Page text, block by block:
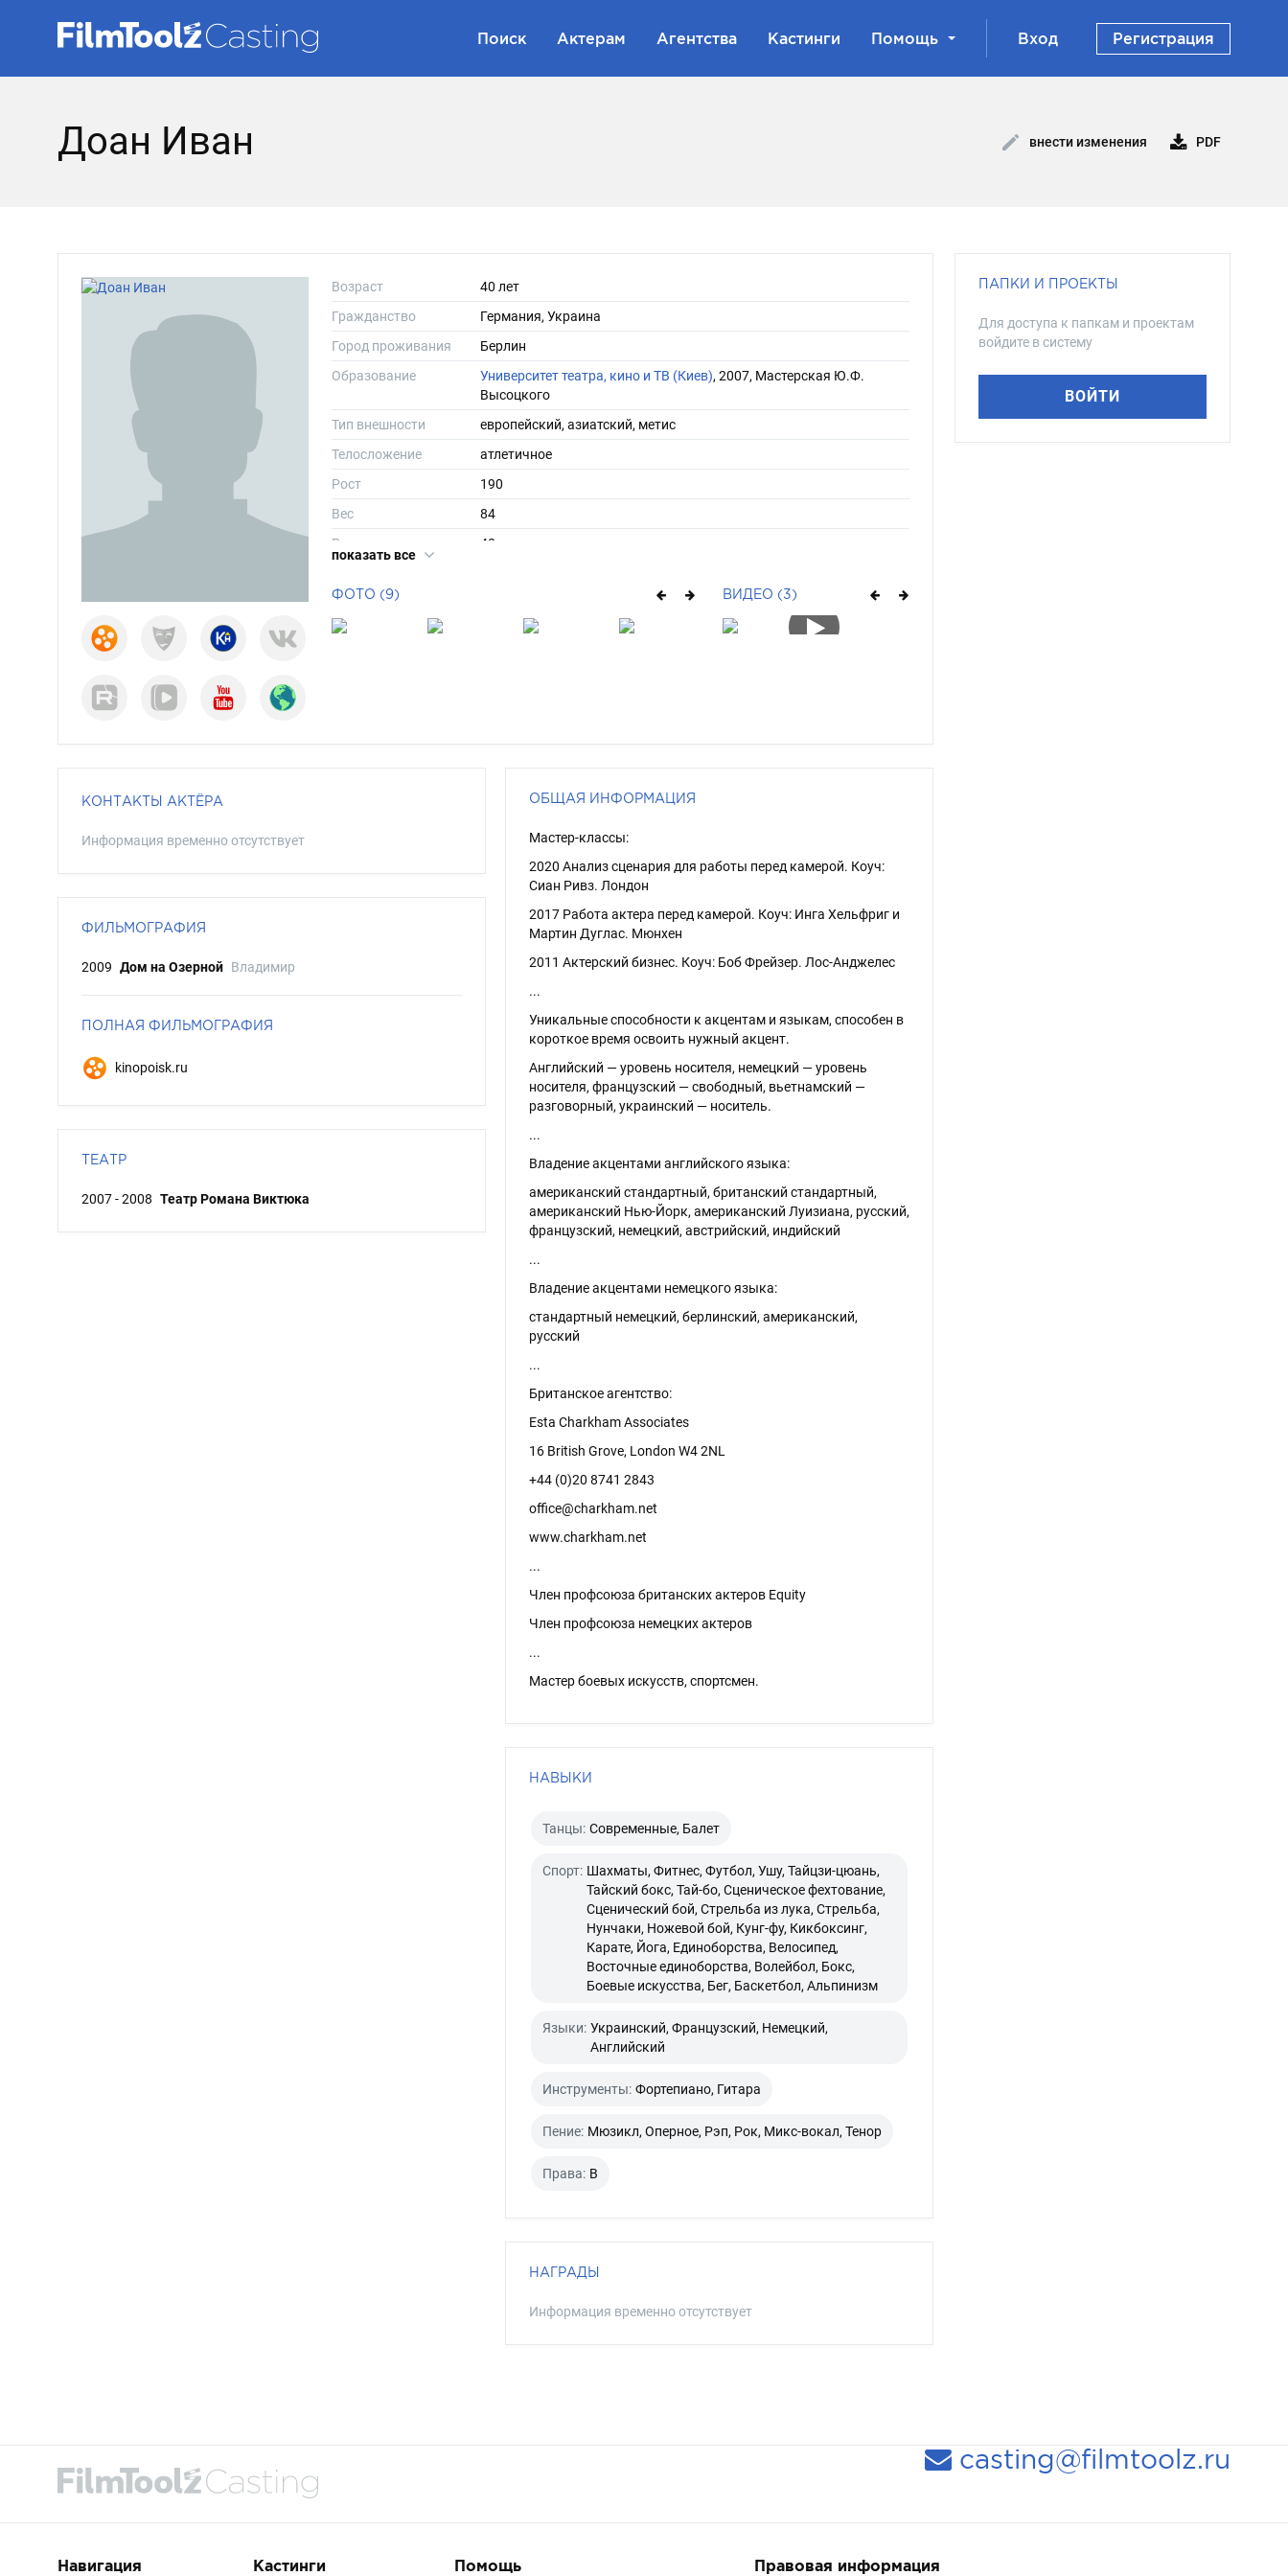
Поиск Актерам Агентства Кастинги Помощь Вход Регистрация
Доан Иван внести изменения PDF
Возраст
40 лет
Гражданство
Германия, Украина
Город проживания
Берлин
Образование
Университет театра, кино и ТВ (Киев), 2007, Мастерская Ю.Ф.
Высоцкого
Тип внешности
европейский, азиатский, метис
Телосложение
атлетичное
Рост
190
Вес
84
Размер одежды
48
Длина волос
Цвет волос
брюнет
показать все
ФОТО (9) ВИДЕО (3)
КОНТАКТЫ АКТЁРА
Информация временно отсутствует
ФИЛЬМОГРАФИЯ
2009 Дом на Озерной Владимир
ПОЛНАЯ ФИЛЬМОГРАФИЯ
kinopoisk.ru
ТЕАТР
2007 - 2008 Театр Романа Виктюка
ОБЩАЯ ИНФОРМАЦИЯ
Мастер-классы:
2020 Анализ сценария для работы перед камерой. Коуч:
Сиан Ривз. Лондон
2017 Работа актера перед камерой. Коуч: Инга Хельфриг и
Мартин Дуглас. Мюнхен
2011 Актерский бизнес. Коуч: Боб Фрейзер. Лос-Анджелес
...
Уникальные способности к акцентам и языкам, способен в
короткое время освоить нужный акцент.
Английский — уровень носителя, немецкий — уровень
носителя, французский — свободный, вьетнамский —
разговорный, украинский — носитель.
...
Владение акцентами английского языка:
американский стандартный, британский стандартный,
американский Нью-Йорк, американский Луизиана, русский,
французский, немецкий, австрийский, индийский
...
Владение акцентами немецкого языка:
стандартный немецкий, берлинский, американский,
русский
...
Британское агентство:
Esta Charkham Associates
16 British Grove, London W4 2NL
+44 (0)20 8741 2843
office@charkham.net
www.charkham.net
...
Член профсоюза британских актеров Equity
Член профсоюза немецких актеров
...
Мастер боевых искусств, спортсмен.
НАВЫКИ
Танцы: Современные, Балет
Спорт: Шахматы, Фитнес, Футбол, Ушу, Тайцзи-цюань,
Тайский бокс, Тай-бо, Сценическое фехтование,
Сценический бой, Стрельба из лука, Стрельба,
Нунчаки, Ножевой бой, Кунг-фу, Кикбоксинг,
Карате, Йога, Единоборства, Велосипед,
Восточные единоборства, Волейбол, Бокс,
Боевые искусства, Бег, Баскетбол, Альпинизм
Языки: Украинский, Французский, Немецкий,
Английский
Инструменты: Фортепиано, Гитара
Пение: Мюзикл, Оперное, Рэп, Рок, Микс-вокал, Тенор
Права: B
НАГРАДЫ
Информация временно отсутствует
ПАПКИ И ПРОЕКТЫ
Для доступа к папкам и проектам
войдите в систему
ВОЙТИ
casting@filmtoolz.ru
Навигация Кастинги Помощь Правовая информация